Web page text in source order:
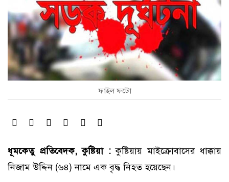
ফাইল ফটো
ধূমকেতু প্রতিবেদক, কুষ্টিয়া :কুষ্টিয়ায় মাইক্রোবাসের ধাক্কায়
নিজাম উদ্দিন (৬৪) নামে এক বৃদ্ধ নিহত হয়েছেন।